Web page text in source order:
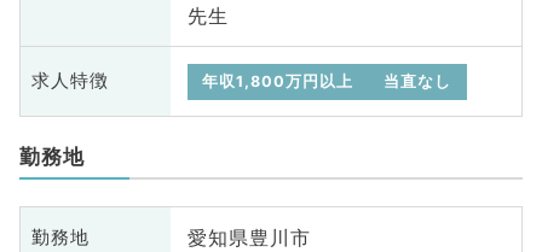
先生
求人特徴 年収1,800万円以上 当直なし
勤務地
勤務地 愛知県豊川市